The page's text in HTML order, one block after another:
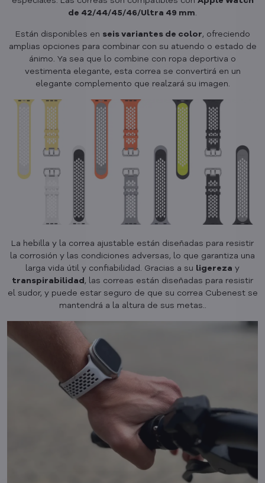
de 42/44/45/46/Ultra 49 mm.
Están disponibles en seis variantes de color, ofreciendo
amplias opciones para combinar con su atuendo o estado de
ánimo. Ya sea que lo combine con ropa deportiva o
vestimenta elegante, esta correa se convertirá en un
elegante complemento que realzará su imagen.
La hebilla y la correa ajustable están diseñadas para resistir
la corrosión y las condiciones adversas, lo que garantiza una
larga vida útil y confiabilidad. Gracias a su ligereza y
transpirabilidad , las correas están diseñadas para resistir
el sudor, y puede estar seguro de que su correa Cubenest se
mantendrá a la altura de sus metas..